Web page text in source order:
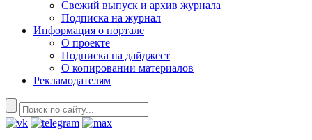
Свежий выпуск и архив журнала
Подписка на журнал
Информация о портале
О проекте
Подписка на дайджест
О копировании материалов
Рекламодателям